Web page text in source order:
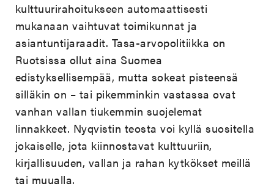
kulttuurirahoitukseen automaattisesti
mukanaan vaihtuvat toimikunnat ja
asiantuntijaraadit. Tasa-arvopolitiikka on
Ruotsissa ollut aina Suomea
edistyksellisempää, mutta sokeat pisteensä
silläkin on – tai pikemminkin vastassa ovat
vanhan vallan tiukemmin suojelemat
linnakkeet. Nyqvistin teosta voi kyllä suositella
jokaiselle, jota kiinnostavat kulttuuriin,
kirjallisuuden, vallan ja rahan kytkökset meillä
tai muualla.